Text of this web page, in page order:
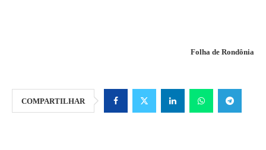
Folha de Rondônia
COMPARTILHAR